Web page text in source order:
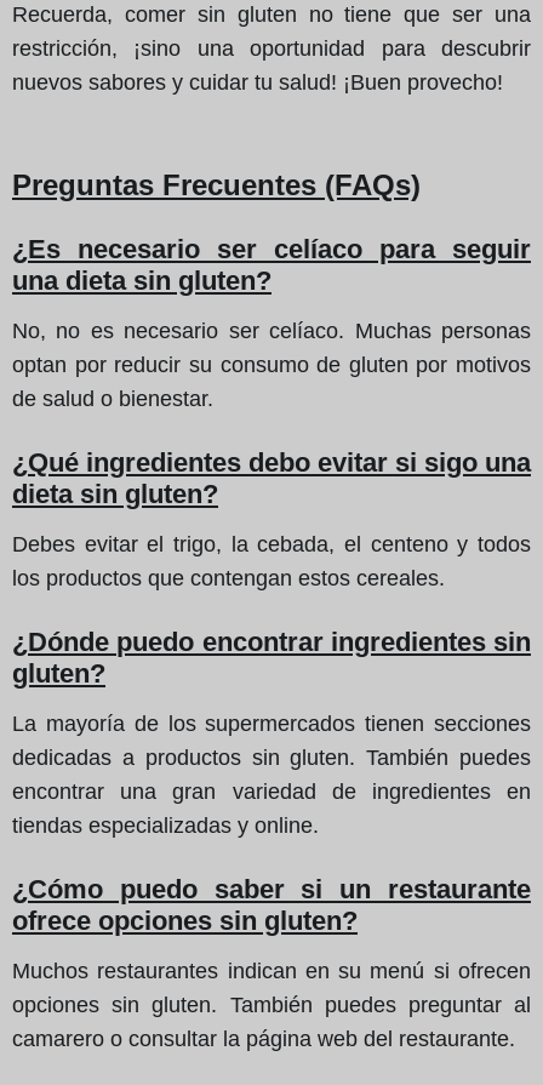
Recuerda, comer sin gluten no tiene que ser una
restricción, ¡sino una oportunidad para descubrir
nuevos sabores y cuidar tu salud! ¡Buen provecho!
Preguntas Frecuentes (FAQs)
¿Es necesario ser celíaco para seguir
una dieta sin gluten?
No, no es necesario ser celíaco. Muchas personas
optan por reducir su consumo de gluten por motivos
de salud o bienestar.
¿Qué ingredientes debo evitar si sigo una
dieta sin gluten?
Debes evitar el trigo, la cebada, el centeno y todos
los productos que contengan estos cereales.
¿Dónde puedo encontrar ingredientes sin
gluten?
La mayoría de los supermercados tienen secciones
dedicadas a productos sin gluten. También puedes
encontrar una gran variedad de ingredientes en
tiendas especializadas y online.
¿Cómo puedo saber si un restaurante
ofrece opciones sin gluten?
Muchos restaurantes indican en su menú si ofrecen
opciones sin gluten. También puedes preguntar al
camarero o consultar la página web del restaurante.